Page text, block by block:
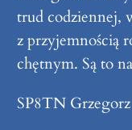
trud codziennej,
z przyjemnością
chętnym. Są to
SP8TN